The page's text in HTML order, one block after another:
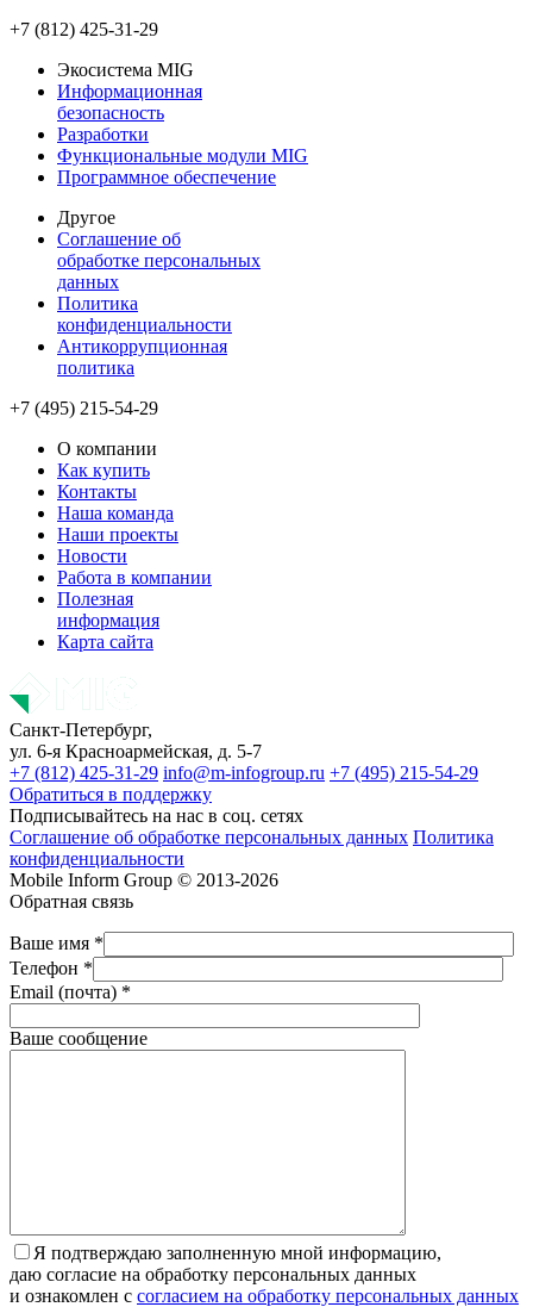
+7 (812) 425-31-29
Экосистема MIG
Информационная
безопасность
Разработки
Функциональные модули MIG
Программное обеспечение
Другое
Соглашение об
обработке персональных
данных
Политика
конфиденциальности
Антикоррупционная
политика
+7 (495) 215-54-29
О компании
Как купить
Контакты
Наша команда
Наши проекты
Новости
Работа в компании
Полезная
информация
Карта сайта
Санкт-Петербург,
ул. 6-я Красноармейская, д. 5-7
+7 (812) 425-31-29 info@m-infogroup.ru +7 (495) 215-54-29
Обратиться в поддержку
Подписывайтесь на нас в соц. сетях
Соглашение об обработке персональных данных Политика
конфиденциальности
Mobile Inform Group © 2013-2026
Обратная связь
Ваше имя *
Телефон *
Email (почта) *
Ваше сообщение
Я подтверждаю заполненную мной информацию,
даю согласие на обработку персональных данных
и ознакомлен с согласием на обработку персональных данных